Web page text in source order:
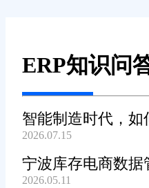
ERP知识问
智能制造时代，
WMS系统?
2026.07.15
宁波库存电商数据
2026.05.11